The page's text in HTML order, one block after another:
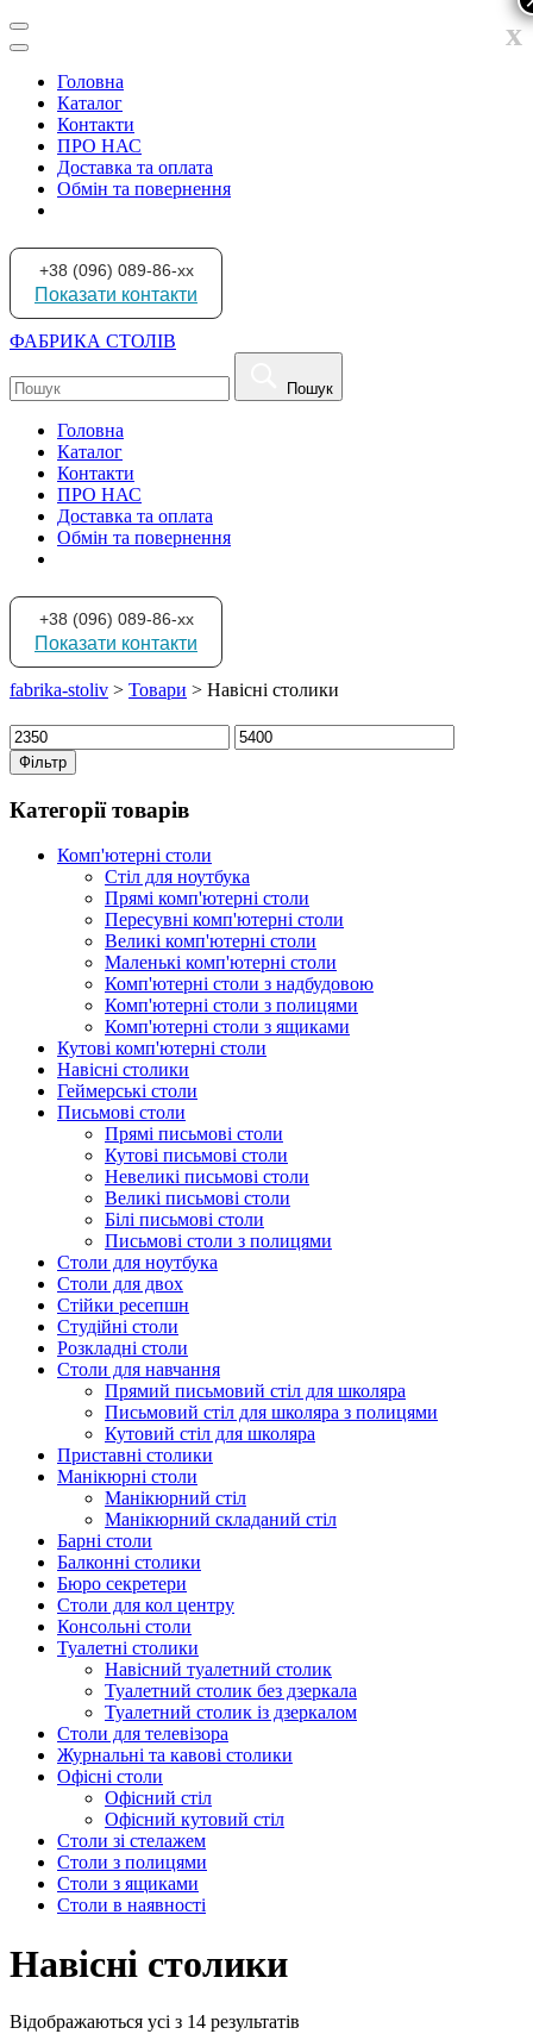
Головна
Каталог
Контакти
ПРО НАС
Доставка та оплата
Обмін та повернення
+38 (096) 089-86-xx
Показати контакти
ФАБРИКА СТОЛІВ
Пошук
Головна
Каталог
Контакти
ПРО НАС
Доставка та оплата
Обмін та повернення
+38 (096) 089-86-xx
Показати контакти
fabrika-stoliv > Товари > Навісні столики
Мінімальна
ціна
Найбільша
ціна
Фільтр
Категорії товарів
Комп'ютерні столи
Стіл для ноутбука
Прямі комп'ютерні столи
Пересувні комп'ютерні столи
Великі комп'ютерні столи
Маленькі комп'ютерні столи
Комп'ютерні столи з надбудовою
Комп'ютерні столи з полицями
Комп'ютерні столи з ящиками
Кутові комп'ютерні столи
Навісні столики
Геймерські столи
Письмові столи
Прямі письмові столи
Кутові письмові столи
Невеликі письмові столи
Великі письмові столи
Білі письмові столи
Письмові столи з полицями
Столи для ноутбука
Столи для двох
Стійки ресепшн
Студійні столи
Розкладні столи
Столи для навчання
Прямий письмовий стіл для школяра
Письмовий стіл для школяра з полицями
Кутовий стіл для школяра
Приставні столики
Манікюрні столи
Манікюрний стіл
Манікюрний складаний стіл
Барні столи
Балконні столики
Бюро секретери
Столи для кол центру
Консольні столи
Туалетні столики
Навісний туалетний столик
Туалетний столик без дзеркала
Туалетний столик із дзеркалом
Столи для телевізора
Журнальні та кавові столики
Офісні столи
Офісний стіл
Офісний кутовий стіл
Столи зі стелажем
Столи з полицями
Столи з ящиками
Столи в наявності
Навісні столики
Відображаються усі з 14 результатів
x